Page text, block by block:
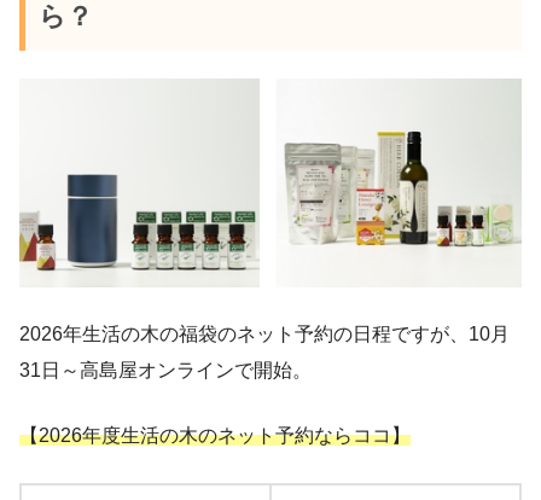
ら？
2026年生活の木の福袋のネット予約の日程ですが、10月
31日～高島屋オンラインで開始。
【2026年度生活の木のネット予約ならココ】